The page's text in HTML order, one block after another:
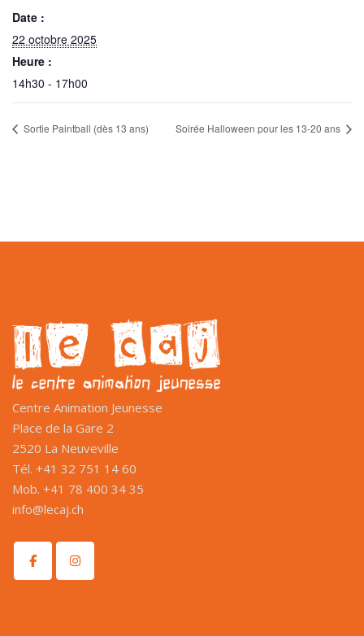
Date :
22 octobre 2025
Heure :
14h30 - 17h00
Sortie Paintball (dès 13 ans) Soirée Halloween pour les 13-20 ans
Centre Animation Jeunesse
Place de la Gare 2
2520 La Neuveville
Tél. +41 32 751 14 60
Mob. +41 78 400 34 35
info@lecaj.ch